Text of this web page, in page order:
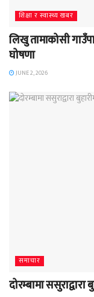
शिक्षा र स्वास्थ्य खबर
लिखु तामाकोसी
घोषणा
JUNE 2, 2026
समाचार
दोरम्बामा